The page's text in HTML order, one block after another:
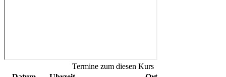
Termine zum diesen Kurs